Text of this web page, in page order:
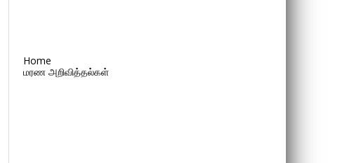
Home
மரண அறிவித்தல்கள்